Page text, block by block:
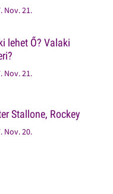
Nov. 21.
lehet Ő? Valaki
Nov. 21.
Stallone, Rockey
Nov. 20.